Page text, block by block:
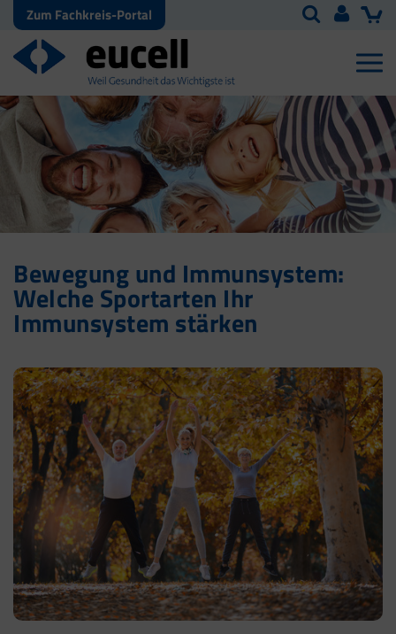
Zum Fachkreis-Portal
Bewegung und Immunsystem:
Welche Sportarten Ihr
Immunsystem stärken